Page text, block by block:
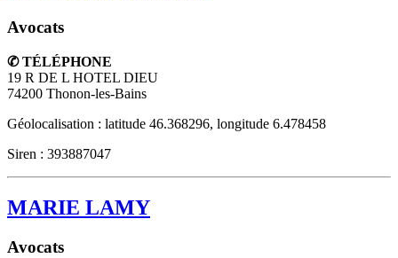
Avocats
✆ TÉLÉPHONE
19 R DE L HOTEL DIEU
74200 Thonon-les-Bains
Géolocalisation : latitude 46.368296, longitude 6.478458
Siren : 393887047
MARIE LAMY
Avocats